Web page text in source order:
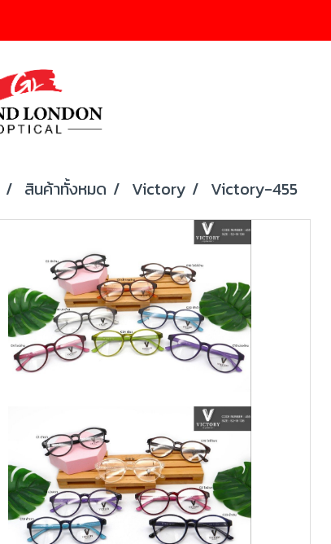
สินค้าทั้งหมด Victory Victory-455